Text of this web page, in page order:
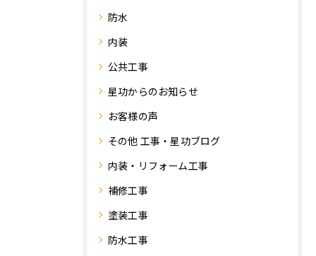
防水
内装
公共工事
星功からのお知らせ
お客様の声
その他 工事・星功ブログ
内装・リフォーム工事
補修工事
塗装工事
防水工事